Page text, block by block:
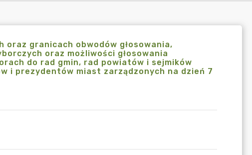
oraz granicach obwodów głosowania,
oraz możliwości głosowania
do rad gmin, rad powiatów i sejmików
i prezydentów miast zarządzonych na dzień 7